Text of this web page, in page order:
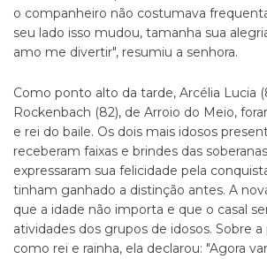
o companheiro não costumava
seu lado isso mudou, tamanha sua
amo me divertir", resumiu a senhora.
Como ponto alto da tarde, Arcélia Lucia
Rockenbach (82), de Arroio do Meio,
e rei do baile. Os dois mais idosos
receberam faixas e brindes das
expressaram sua felicidade pela
tinham ganhado a distinção antes. A
que a idade não importa e que o casal
atividades dos grupos de idosos. Sobre a
como rei e rainha, ela declarou: "Agora